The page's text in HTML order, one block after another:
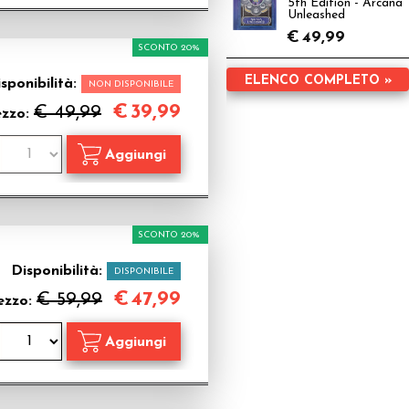
NON DISPONIBILE
€ 49,99
SCONTO 20%
€ 39,99
Disponibilità: DISPONIBILE
€ 59,99
SCONTO 20%
€47,99
5th Edition - Arcana
Unleashed
€ 49,99
ELENCO COMPLETO »